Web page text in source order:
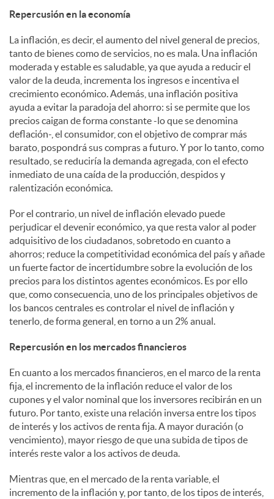
Repercusión en la economía
La inflación, es decir, el aumento del nivel general de precios,
tanto de bienes como de servicios, no es mala. Una inflación
moderada y estable es saludable, ya que ayuda a reducir el
valor de la deuda, incrementa los ingresos e incentiva el
crecimiento económico. Además, una inflación positiva
ayuda a evitar la paradoja del ahorro: si se permite que los
precios caigan de forma constante -lo que se denomina
deflación-, el consumidor, con el objetivo de comprar más
barato, pospondrá sus compras a futuro. Y por lo tanto, como
resultado, se reduciría la demanda agregada, con el efecto
inmediato de una caída de la producción, despidos y
ralentización económica.
Por el contrario, un nivel de inflación elevado puede
perjudicar el devenir económico, ya que resta valor al poder
adquisitivo de los ciudadanos, sobretodo en cuanto a
ahorros; reduce la competitividad económica del país y añade
un fuerte factor de incertidumbre sobre la evolución de los
precios para los distintos agentes económicos. Es por ello
que, como consecuencia, uno de los principales objetivos de
los bancos centrales es controlar el nivel de inflación y
tenerlo, de forma general, en torno a un 2% anual.
Repercusión en los mercados financieros
En cuanto a los mercados financieros, en el marco de la renta
fija, el incremento de la inflación reduce el valor de los
cupones y el valor nominal que los inversores recibirán en un
futuro. Por tanto, existe una relación inversa entre los tipos
de interés y los activos de renta fija. A mayor duración (o
vencimiento), mayor riesgo de que una subida de tipos de
interés reste valor a los activos de deuda.
Mientras que, en el mercado de la renta variable, el
incremento de la inflación y, por tanto, de los tipos de interés,